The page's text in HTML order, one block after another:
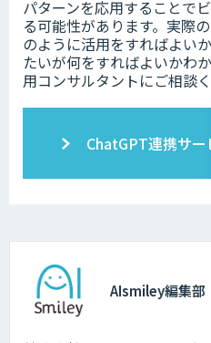
パターンを応用することで
る可能性があります。実際
のように活用をすればよい
たいが何をすればよいかわ
用コンサルタントにご相談く
ChatGPT連携サ
AIsmiley編集部